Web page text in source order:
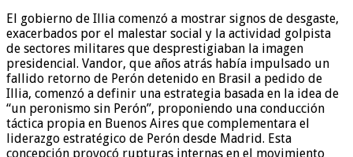
El gobierno de Illia comenzó a mostrar signos de desgaste,
exacerbados por el malestar social y la actividad golpista
de sectores militares que desprestigiaban la imagen
presidencial. Vandor, que años atrás había impulsado un
fallido retorno de Perón detenido en Brasil a pedido de
Illia, comenzó a definir una estrategia basada en la idea de
“un peronismo sin Perón”, proponiendo una conducción
táctica propia en Buenos Aires que complementara el
liderazgo estratégico de Perón desde Madrid. Esta
concepción provocó rupturas internas en el movimiento